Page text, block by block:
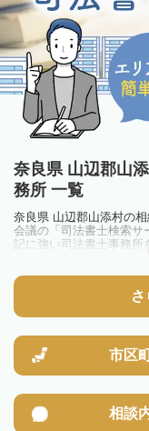
奈良県 山辺郡山
務所 一覧
奈良県 山辺郡山添村の
会議の「司法書士検索サ
記に強い司法書士事務所
やお悩みを抱えている
不動産を相続した場合、
10万円以下の過料が科
化前の相続も対象となる
す。その他の相続手続き
また、義務化に伴い、
の話し合いがまとまらず
市区
相談